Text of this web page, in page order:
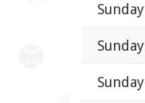
Sunday
Sunday
Sunday